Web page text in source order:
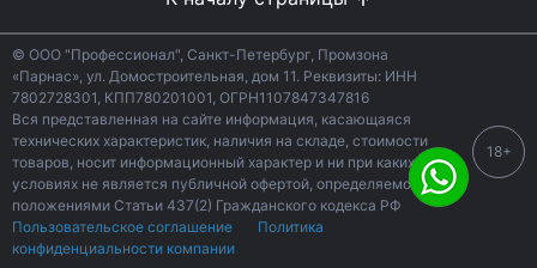
© ООО "Профессионал", Санкт-Петербург, Промзона
«Парнас», ул. Домостроительная, дом 11. Реквизиты: ИНН
7802728301, КПП780201001, ОГРН1107847347816
Вся представленная на сайте информация, касающаяся
технических характеристик, наличия на складе, стоимости
товаров, носит информационный характер и ни при каких
условиях не является публичной офертой, определяемой
положениями Статьи 437(2) Гражданского кодекса РФ
Пользовательское соглашение
Политика
конфиденциальности компании
18+